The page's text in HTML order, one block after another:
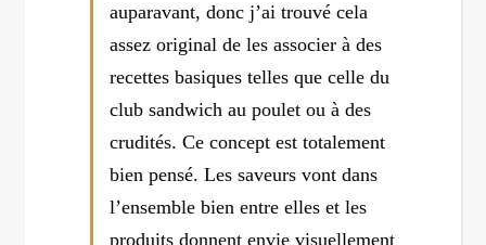
auparavant, donc j’ai trouvé cela
assez original de les associer à des
recettes basiques telles que celle du
club sandwich au poulet ou à des
crudités. Ce concept est totalement
bien pensé. Les saveurs vont dans
l’ensemble bien entre elles et les
produits donnent envie visuellement